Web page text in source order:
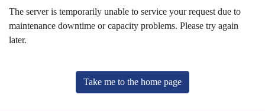
The server is temporarily unable to service your request due to
maintenance downtime or capacity problems. Please try again
later.
Take me to the home page